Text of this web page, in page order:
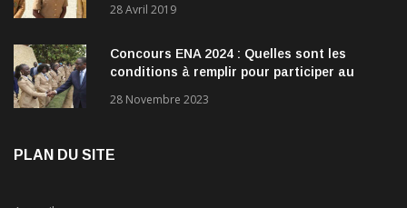
28 Avril 2019
Concours ENA 2024 : Quelles sont les
conditions à remplir pour participer au
28 Novembre 2023
PLAN DU SITE